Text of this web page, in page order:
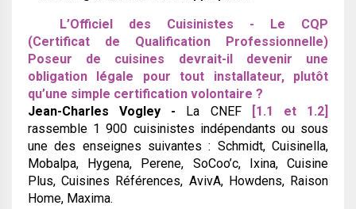
L’Officiel des Cuisinistes - Le CQP
(Certificat de Qualification Professionnelle)
Poseur de cuisines devrait-il devenir une
obligation légale pour tout installateur, plutôt
qu’une simple certification volontaire ?
Jean-Charles Vogley - La CNEF
[1.1 et 1.2]
rassemble 1 900 cuisinistes indépendants ou sous
une des enseignes suivantes : Schmidt, Cuisinella,
Mobalpa, Hygena, Perene, SoCoo’c, Ixina, Cuisine
Plus, Cuisines Références, AvivA, Howdens, Raison
Home, Maxima.